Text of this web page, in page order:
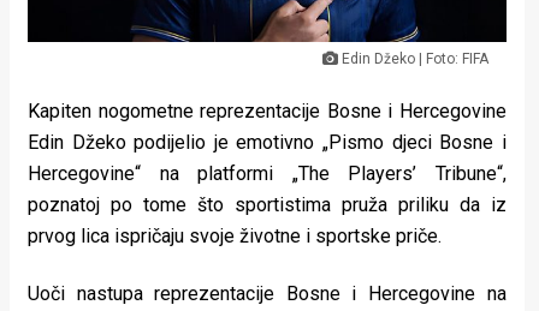
Za
Život
pokretu
Ideje
Edin Džeko | Foto: FIFA
Kapiten nogometne reprezentacije Bosne i Hercegovine
Edin Džeko podijelio je emotivno „Pismo djeci Bosne i
Hercegovine“ na platformi „The Players’ Tribune“,
poznatoj po tome što sportistima pruža priliku da iz
prvog lica ispričaju svoje životne i sportske priče.
Uoči nastupa reprezentacije Bosne i Hercegovine na